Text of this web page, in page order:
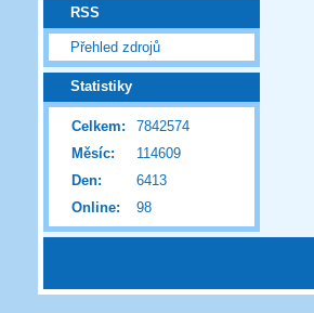
RSS
Přehled zdrojů
Statistiky
Online: 98
Celkem:
7842574
Měsíc:
114609
Den:
6413